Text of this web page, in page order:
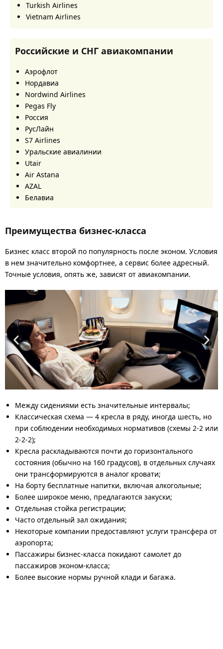
Turkish Airlines
Vietnam Airlines
Российские и СНГ авиакомпании
Аэрофлот
Нордавиа
Nordwind Airlines
Pegas Fly
Россия
РусЛайн
S7 Airlines
Уральские авиалинии
Utair
Air Astana
AZAL
Белавиа
Преимущества бизнес-класса
Бизнес класс второй по популярность после эконом. Условия
в нем значительно комфортнее, а сервис более адресный.
Точные условия, опять же, зависят от авиакомпании.
Между сидениями есть значительные интервалы;
Классическая схема — 4 кресла в ряду, иногда шесть, но
при соблюдении необходимых нормативов (схемы 2-2 или
2-2-2);
Кресла раскладываются почти до горизонтального
состояния (обычно на 160 градусов), в отдельных случаях
они трансформируются в аналог кровати;
На борту бесплатные напитки, включая алкогольные;
Более широкое меню, предлагаются закуски;
Отдельная стойка регистрации;
Часто отдельный зал ожидания;
Некоторые компании предоставляют услуги трансфера от
аэропорта;
Пассажиры бизнес-класса покидают самолет до
пассажиров эконом-класса;
Более высокие нормы ручной клади и багажа.